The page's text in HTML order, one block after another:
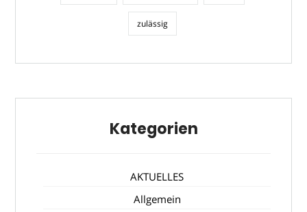
zulässig
Kategorien
AKTUELLES
Allgemein